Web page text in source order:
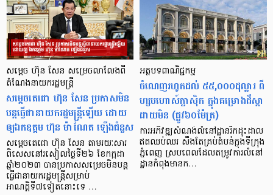
សម្តេច ហ៊ុន សែន សម្រេចលាលែងពី
តំណែងនាយករដ្ឋមន្ត្រី
សម្តេចតេជោ ហ៊ុន សែន ប្រកាសមិន
បន្តធ្វើជានាយករដ្ឋមន្ត្រីឡើយ ដោយ
ឲ្យឯកឧត្តម ហ៊ុន ម៉ាណែត ឡើងជំនួស
សម្តេចតេជោ ហ៊ុន សែន តាមរយៈសារ
ពិសេសនៅរសៀលថ្ងៃទី២៦ ខែកក្កដា
ឆ្នាំ២០២៣ បានប្រកាសសម្រេចមិនបន្ត
ធ្វើជានាយករដ្ឋមន្ត្រីសម្រាប់
អាណត្តិទី៧ទៀតនោះទេ …
អត្ថបទ​ពាណិជ្ជកម្ម
ចំណេញ​រហូត​ដល់ ៥៥,០០០​ដុល្លារ ពី​
ហ្សបហោស៍​ក្លាស៊ិក ក្នុង​គម្រោង​ដឹស្តា
ដាយមិន (ផ្លូវ៦០​ម៉ែត្រ)
ការ​អភិវឌ្ឍ​សំណង់​លំនៅដ្ឋាន​រីកដុះ​ដាល​
ឥត​ឈប់ឈរ សឹង​តែ​គ្រប់​តំបន់​ក្នុង​ទីក្រុង​
ភ្នំពេញ ស្រប​ពេល​ដែល​តម្រូវការ​លំនៅ
ដ្ឋាន​កំពុង​មាន​ក…